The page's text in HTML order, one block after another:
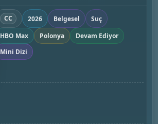
CC 2026 Belgesel
Suç
HBO Max
Polonya
Devam Ediyor
Mini Dizi